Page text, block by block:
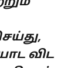
விட